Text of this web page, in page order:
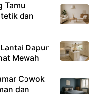
Tamu
dan
Dapur
Mewah
Cowok
dan